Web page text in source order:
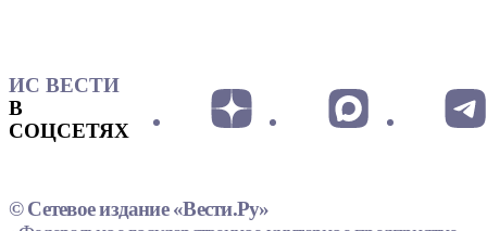
ИС ВЕСТИ
В
СОЦСЕТЯХ
© Сетевое издание «Вести.Ру»